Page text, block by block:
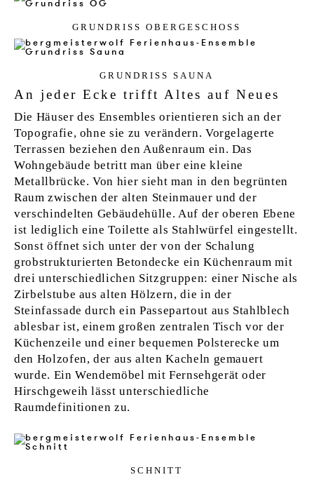
GRUN­D­RISS OBER­GE­SCHOSS
GRUN­D­RISS SAU­NA
An jeder Ecke trifft Altes auf Neues
Die Häuser des Ensembles orientieren sich an der
Topografie, ohne sie zu verändern. Vorgelagerte
Terrassen beziehen den Außenraum ein. Das
Wohngebäude betritt man über eine kleine
Metallbrücke. Von hier sieht man in den begrünten
Raum zwischen der alten Steinmauer und der
verschindelten Gebäudehülle. Auf der oberen Ebene
ist lediglich eine Toilette als Stahlwürfel eingestellt.
Sonst öffnet sich unter der von der Schalung
grobstrukturierten Betondecke ein Küchenraum mit
drei unterschiedlichen Sitzgruppen: einer Nische als
Zirbelstube aus alten Hölzern, die in der
Steinfassade durch ein Passepartout aus Stahlblech
ablesbar ist, einem großen zentralen Tisch vor der
Küchenzeile und einer bequemen Polsterecke um
den Holzofen, der aus alten Kacheln gemauert
wurde. Ein Wendemöbel mit Fernsehgerät oder
Hirschgeweih lässt unterschiedliche
Raumdefinitionen zu.
SCHNITT